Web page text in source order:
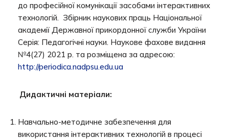
до професійної комунікації засобами інтерактивних
технологій. Збірник наукових праць Національної
академії Державної прикордонної служби України
Серія: Педагогічні науки. Наукове фахове видання
№4(27) 2021 р. та розміщена за адресою:
http://periodica.nadpsu.edu.ua
Дидактичні матеріали:
Навчально-методичне забезпечення для
використання інтерактивних технологій в процесі